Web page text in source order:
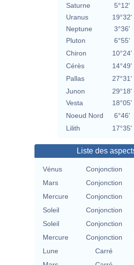
Saturne
5°12'
Uranus
19°32'
Neptune
3°36'
Pluton
6°55'
Chiron
10°24'
Cérès
14°49'
Pallas
27°31'
Junon
29°18'
Vesta
18°05'
Noeud Nord
6°46'
Lilith
17°35'
Liste des
Vénus Conjonction
Mars
Conjonction
Mercure
Conjonction
Soleil
Conjonction
Soleil
Conjonction
Mercure
Conjonction
Lune
Carré